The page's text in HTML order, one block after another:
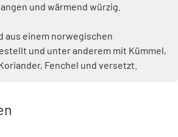
und wärmend würzig.
aus einem norwegischen
und unter anderem mit Kümmel,
Fenchel und versetzt.